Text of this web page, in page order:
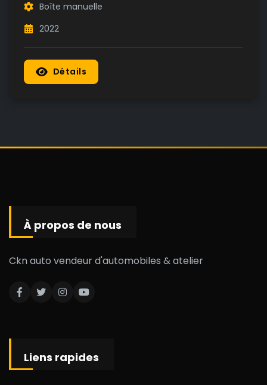
Boîte manuelle
2022
Détails
À propos de nous
Ckn auto vendeur d'automobiles & atelier
Liens rapides